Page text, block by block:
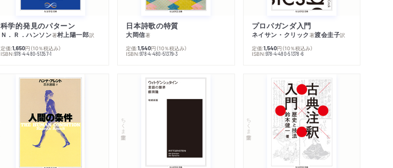
科学的発見のパターン
Ｎ．Ｒ．ハンソン著村上陽一郎訳
定価:1,650円 （10％税込み）
ISBN:978-4-480-51357-1
日本詩歌の特質
大岡信著
定価:1,540円 （10％税込み）
ISBN:978-4-480-51379-3
プロパガンダ入門
ネイサン・クリック著渡会圭子訳
定価:1,540円 （10％税込み）
ISBN:978-4-480-51378-6
ちくま学芸文庫 ちくま学芸文庫